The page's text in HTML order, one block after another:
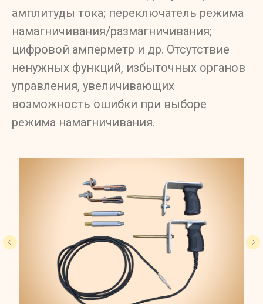
амплитуды тока; переключатель режима
намагничивания/размагничивания;
цифровой амперметр и др. Отсутствие
ненужных функций, избыточных органов
управления, увеличивающих
возможность ошибки при выборе
режима намагничивания.